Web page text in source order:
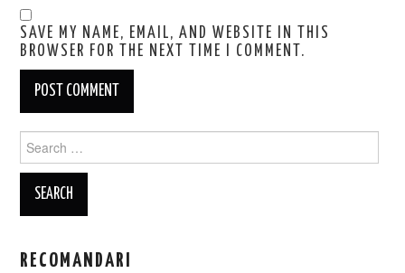
SAVE MY NAME, EMAIL, AND WEBSITE IN THIS
BROWSER FOR THE NEXT TIME I COMMENT.
Search
for:
RECOMANDARI